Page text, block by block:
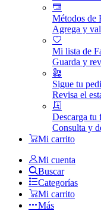
Métodos de
Agrega y
Mi lista de
Guarda y
Sigue tu
Revisa el
Descarga tu
Consulta y
Mi carrito
Mi cuenta
Buscar
Categorías
Mi carrito
Más